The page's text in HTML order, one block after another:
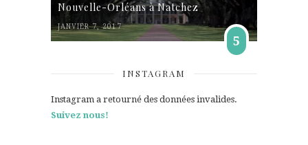
Nouvelle-Orléans à Natchez
JANVIER 7, 2017
5
INSTAGRAM
Instagram a retourné des données invalides.
Suivez nous!